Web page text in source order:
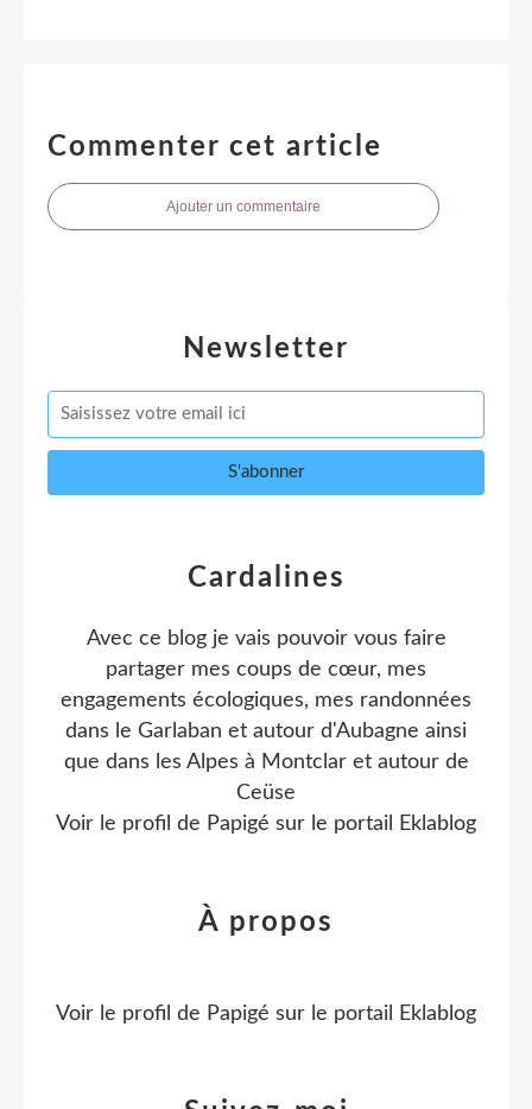
Commenter cet article
Ajouter un commentaire
Newsletter
Cardalines
Avec ce blog je vais pouvoir vous faire
partager mes coups de cœur, mes
engagements écologiques, mes randonnées
dans le Garlaban et autour d'Aubagne ainsi
que dans les Alpes à Montclar et autour de
Ceüse
Voir le profil de Papigé sur le portail Eklablog
À propos
Voir le profil de Papigé sur le portail Eklablog